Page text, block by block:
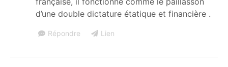
d’une double dictature étatique et financière .
Répondre Lien